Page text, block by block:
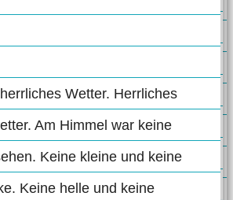
Wetter. Herrliches
Am Himmel war keine
Keine kleine und keine
Keine helle und keine